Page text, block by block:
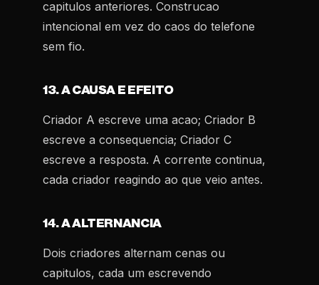
capitulos anteriores. Construcao
intencional em vez do caos do telefone
sem fio.
13. A CAUSA E EFEITO
Criador A escreve uma acao; Criador B
escreve a consequencia; Criador C
escreve a resposta. A corrente continua,
cada criador reagindo ao que veio antes.
14. A ALTERNANCIA
Dois criadores alternam cenas ou
capitulos, cada um escrevendo